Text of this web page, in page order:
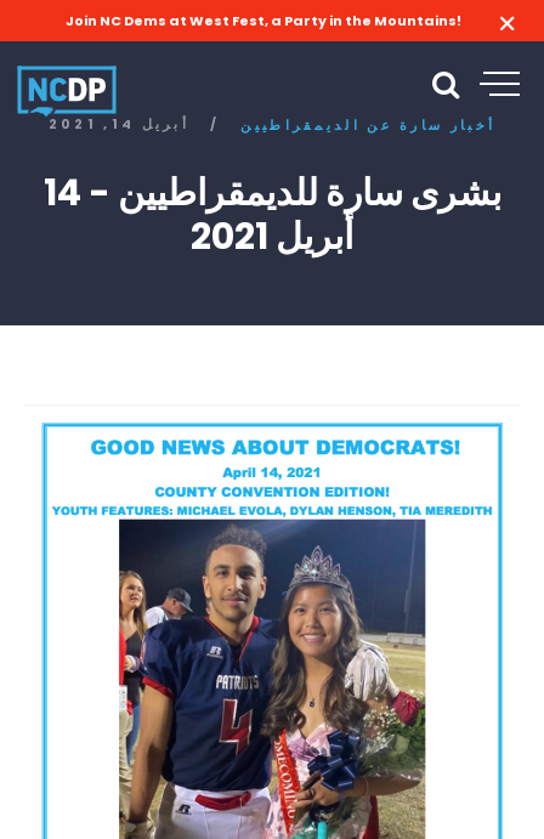
Join NC Dems at West Fest, a Party in the Mountains!
أبريل 14, 2021 / أخبار سارة عن الديمقراطيين
بشرى سارة للديمقراطيين - 14
أبريل 2021